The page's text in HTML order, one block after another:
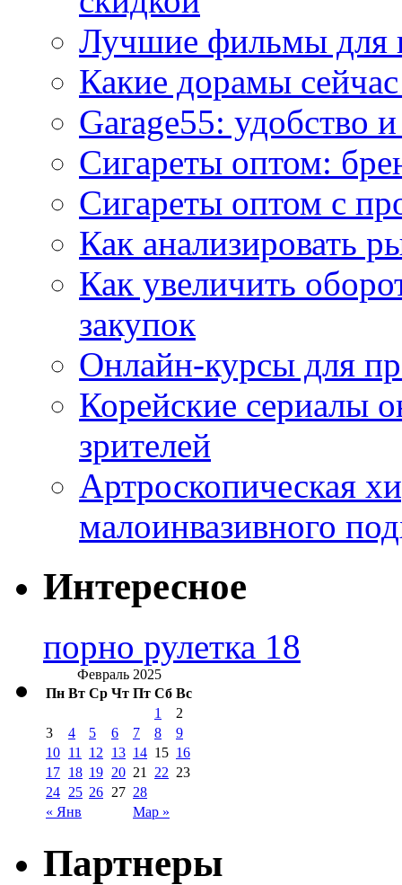
Лучшие фильмы для
Какие дорамы
Garage55: удобство
Сигареты оптом:
Сигареты оптом с
Как анализировать
Как увеличить
закупок
Онлайн-курсы для
Корейские сериалы
зрителей
Артроскопическая
малоинвазивного
Интересное
порно рулетка 18
Февраль 2025
Пн Вт Ср Чт Пт Сб Вс
« Янв Мар »
1
2
3
4 5 6 7 8
9
10 11 12 13 14 15 16
17 18 19 20 21 22 23
24 25 26 27 28
Партнеры